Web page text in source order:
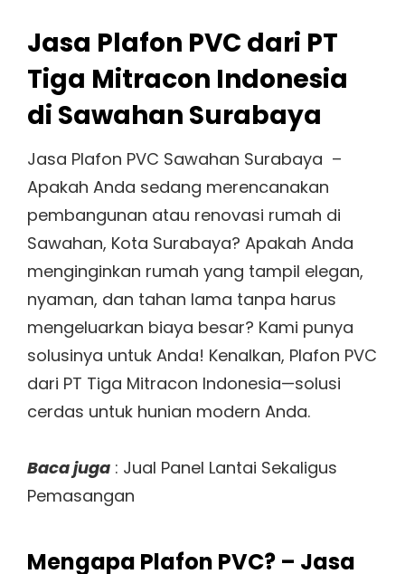
Jasa Plafon PVC dari PT
Tiga Mitracon Indonesia
di Sawahan Surabaya
Jasa Plafon PVC Sawahan Surabaya –
Apakah Anda sedang merencanakan
pembangunan atau renovasi rumah di
Sawahan, Kota Surabaya? Apakah Anda
menginginkan rumah yang tampil elegan,
nyaman, dan tahan lama tanpa harus
mengeluarkan biaya besar? Kami punya
solusinya untuk Anda! Kenalkan, Plafon PVC
dari PT Tiga Mitracon Indonesia—solusi
cerdas untuk hunian modern Anda.
Baca juga : Jual Panel Lantai Sekaligus
Pemasangan
Mengapa Plafon PVC? – Jasa